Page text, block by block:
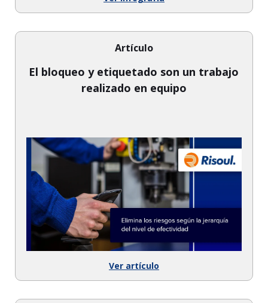
Artículo
El bloqueo y etiquetado son un trabajo
realizado en equipo
Ver artículo